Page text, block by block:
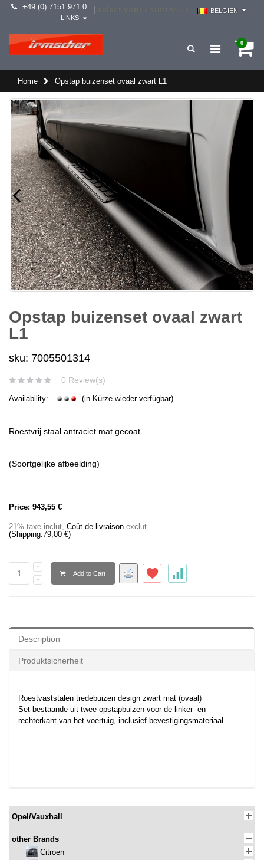
+49 (0) 7151 971 0
BELGIEN
LINKS
0
Home Opstap buizenset ovaal zwart L1
Opstap buizenset ovaal zwart
L1
sku: 7005501314
0 Review(s)
Availability: (in Kürze wieder verfügbar)
Roestvrij staal antraciet mat gecoat
(Soortgelijke afbeelding)
Price: 943,55 €
21% taxe inclut, Coût de livraison exclut
(Shipping:79,00 €)
Add to Cart
Description
Produktsicherheit
Roestvaststalen tredebuizen design zwart mat (ovaal)
Set bestaande uit twee opstapbuizen voor de linker- en
rechterkant van het voertuig, inclusief bevestigingsmateriaal.
Opel/Vauxhall
other Brands
Citroen